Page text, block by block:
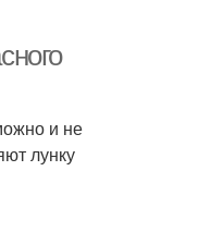
и не
лунку